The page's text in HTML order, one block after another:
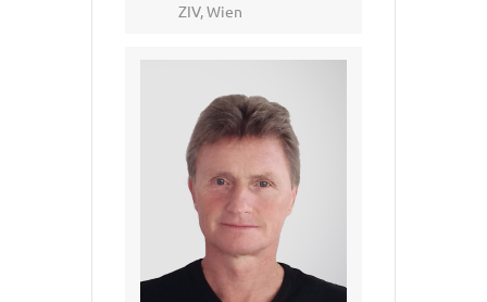
ZIV, Wien